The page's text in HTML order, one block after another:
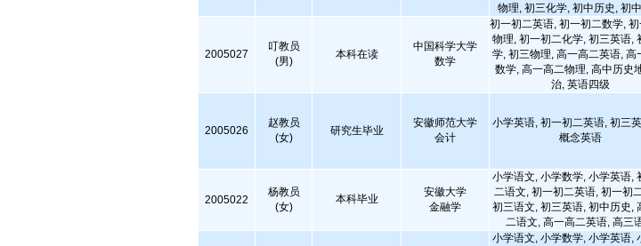
物理, 初三化学, 初中历史, 初
2005027
叮教员
(男)
本科在读
中国科学大学
数学
初一初二英语, 初一初二数学,
物理, 初一初二化学, 初三英语,
学, 初三物理, 高一高二英语, 高
数学, 高一高二物理, 高中历史
治, 英语四级
2005026
赵教员
(女)
研究生毕业
安徽师范大学
会计
小学英语, 初一初二英语, 初三
概念英语
2005022
杨教员
(女)
本科毕业
安徽大学
金融学
小学语文, 小学数学, 小学英语,
二语文, 初一初二英语, 初一初
初三语文, 初三英语, 初中历史,
二语文, 高一高二英语, 高三
小学语文, 小学数学, 小学英语,